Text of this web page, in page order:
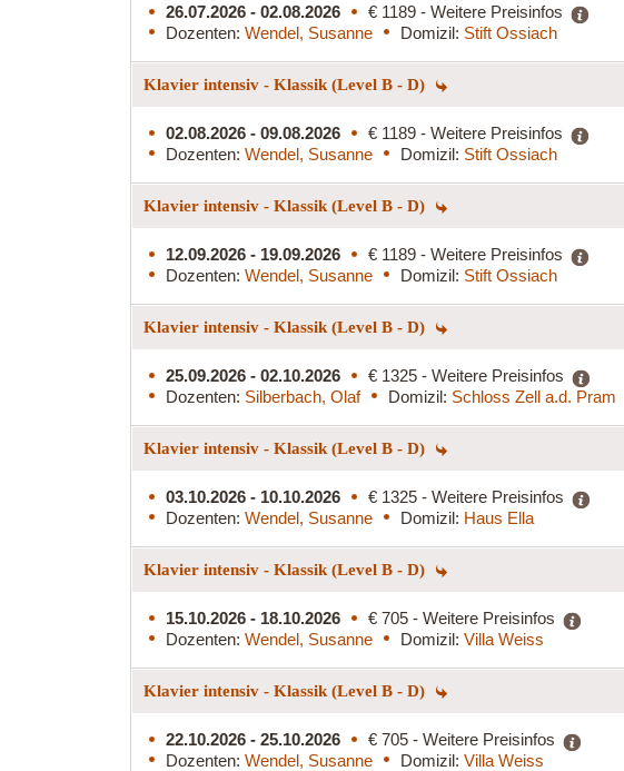
26.07.2026 - 02.08.2026
€ 1189 - Weitere Preisinfos
Dozenten: Wendel, Susanne Domizil: Stift Ossiach
Klavier intensiv - Klassik (Level B - D)
02.08.2026 - 09.08.2026
€ 1189 - Weitere Preisinfos
Dozenten: Wendel, Susanne Domizil: Stift Ossiach
Klavier intensiv - Klassik (Level B - D)
12.09.2026 - 19.09.2026
€ 1189 - Weitere Preisinfos
Dozenten: Wendel, Susanne Domizil: Stift Ossiach
Klavier intensiv - Klassik (Level B - D)
25.09.2026 - 02.10.2026
€ 1325 - Weitere Preisinfos
Dozenten: Silberbach, Olaf Domizil: Schloss Zell a.d. Pram
Klavier intensiv - Klassik (Level B - D)
03.10.2026 - 10.10.2026
€ 1325 - Weitere Preisinfos
Dozenten: Wendel, Susanne Domizil: Haus Ella
Klavier intensiv - Klassik (Level B - D)
15.10.2026 - 18.10.2026
€ 705 - Weitere Preisinfos
Dozenten: Wendel, Susanne Domizil: Villa Weiss
Klavier intensiv - Klassik (Level B - D)
22.10.2026 - 25.10.2026
€ 705 - Weitere Preisinfos
Dozenten: Wendel, Susanne Domizil: Villa Weiss